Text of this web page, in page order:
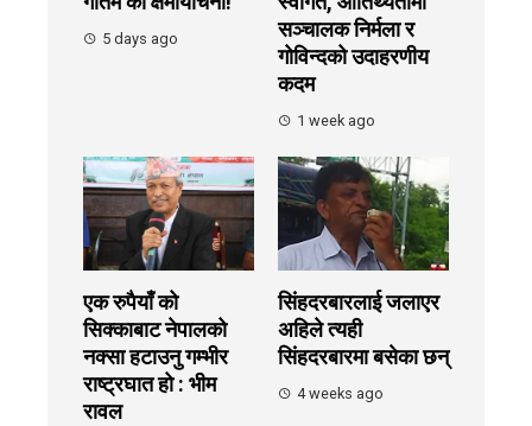
5 days ago
सञ्चालक निर्मला र
गोविन्दको उदाहरणीय
कदम
1 week ago
एक रुपैयाँ को
सिक्काबाट नेपालको
नक्सा हटाउनु गम्भीर
राष्ट्रघात हो : भीम
रावल
सिंहदरबारलाई जलाएर
अहिले त्यही
सिंहदरबारमा बसेका छन्
4 weeks ago